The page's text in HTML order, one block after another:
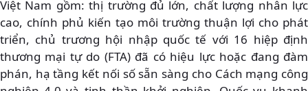
Việt Nam gồm: thị trường đủ lớn, chất lượng nhân lực
cao, chính phủ kiến tạo môi trường thuận lợi cho phát
triển, chủ trương hội nhập quốc tế với 16 hiệp định
thương mại tự do (FTA) đã có hiệu lực hoặc đang đàm
phán, hạ tầng kết nối số sẵn sàng cho Cách mạng công